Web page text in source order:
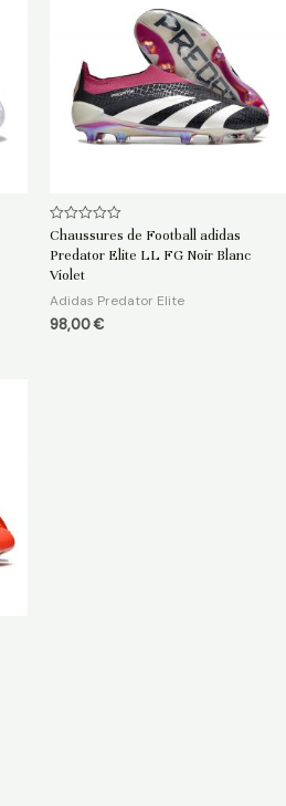
Note
sur
5
Chaussures de Football adidas
Predator Elite LL FG Noir Blanc
Violet
Adidas Predator Elite
98,00€